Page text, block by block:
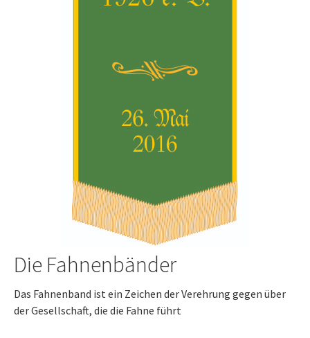
Die Fahnenbänder
Das Fahnenband ist ein Zeichen der Verehrung gegen über
der Gesellschaft, die die Fahne führt